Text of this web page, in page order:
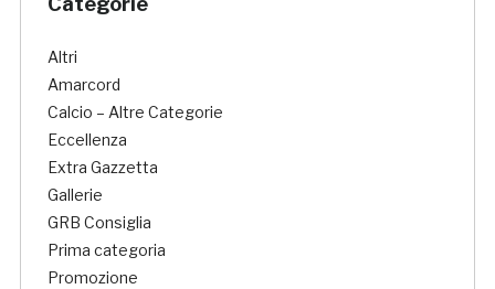
Altri
Amarcord
Calcio – Altre Categorie
Eccellenza
Extra Gazzetta
Gallerie
GRB Consiglia
Prima categoria
Promozione